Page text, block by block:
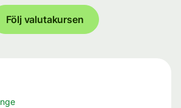
Följ valutakursen